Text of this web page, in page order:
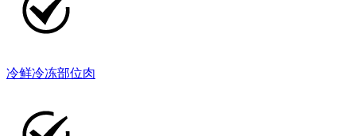
冷鲜冷冻部位肉